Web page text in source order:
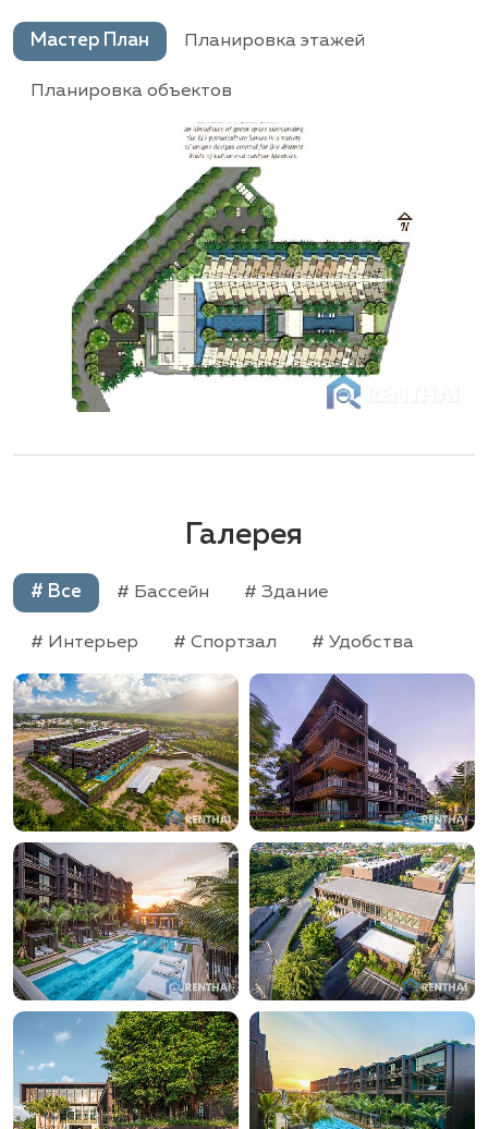
Мастер План Планировка этажей
Планировка объектов
Галерея
# Все # Бассейн # Здание
# Интерьер # Спортзал # Удобства